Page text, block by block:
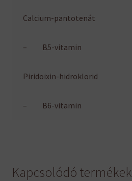
Calcium-pantotenát
– B5-vitamin
Piridoixin-hidroklorid
– B6-vitamin
Kapcsolódó termékek